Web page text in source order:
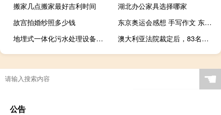
搬家几点搬家最好吉利时间
湖北办公家具选择哪家
故宫拍婚纱照多少钱
东京奥运会感想 手写作文 东京奥运会心得体会
地埋式一体化污水处理设备的安装步骤有几步 一体化污水处理设备.
澳大利亚法院裁定后，83名移民获释
☚
公告